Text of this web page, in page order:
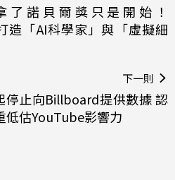
了諾貝爾獎只是開始！
造「AI科學家」與「虛擬細
下一則
停止向Billboard提供數據 認
低估YouTube影響力